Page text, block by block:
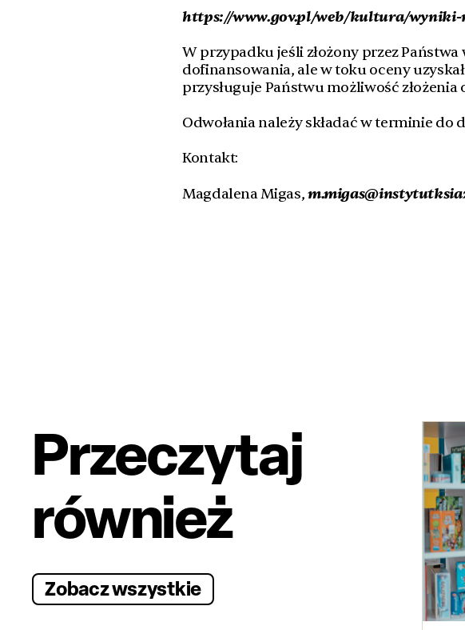
https://www.gov.pl/web/kultura/wyniki-
W przypadku jeśli złożony przez
dofinansowania, ale w toku oceny
przysługuje Państwu możliwość złożenia
Odwołania należy składać w terminie do
Kontakt:
Magdalena Migas,
Przeczytaj
również
Zobacz wszystkie